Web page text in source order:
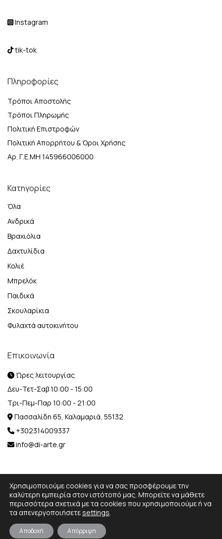
Instagram
tik-tok
Πληροφορίες
Τρόποι Αποστολής
Τρόποι Πληρωμής
Πολιτική Επιστροφών
Πολιτική Απορρήτου & Όροι Χρήσης
Αρ. Γ.Ε.ΜΗ 145966006000
Κατηγορίες
Όλα
Ανδρικά
Βραχιόλια
Δαχτυλίδια
Κολιέ
Μπρελόκ
Παιδικά
Σκουλαρίκια
Φυλαχτά αυτοκινήτου
Επικοινωνία
Ώρες λειτουργίας
Δευ-Τετ-Σαβ 10:00 - 15:00
Τρι-Πεμ-Παρ 10:00 - 21:00
Πασσαλίδη 65, Καλαμαριά, 55132
+302314009337
info@di-arte.gr
© 2026 Designed and Developed by MediaBox.
All rights
reserved.
Χρησιμοποιούμε cookies για να σας προσφέρουμε την
καλύτερη εμπειρία στον ιστότοπό μας. Μπορείτε να μάθετε
περισσότερα σχετικά με τα cookies που χρησιμοποιούμε ή να
τα απενεργοποιήσετεsettings.
Αποδοχή Απόρριψη